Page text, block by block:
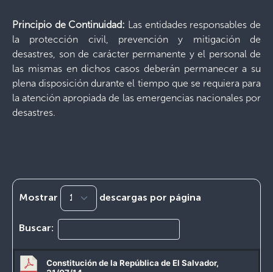
Principio de Continuidad: Las entidades responsables de
la protección civil, prevención y mitigación de
desastres, son de carácter permanente y el personal de
las mismas en dichos casos deberán permanecer a su
plena disposición durante el tiempo que se requiera para
la atención apropiada de las emergencias nacionales por
desastres.
Mostrar descargas por página
Buscar:
Constitución de la República de El Salvador,